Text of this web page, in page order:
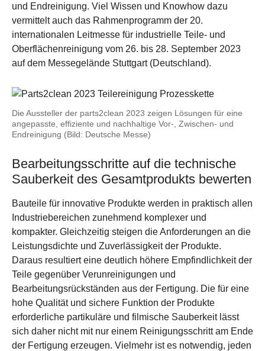
und Endreinigung. Viel Wissen und Knowhow dazu
vermittelt auch das Rahmenprogramm der 20.
internationalen Leitmesse für industrielle Teile- und
Oberflächenreinigung vom 26. bis 28. September 2023
auf dem Messegelände Stuttgart (Deutschland).
Die Aussteller der parts2clean 2023 zeigen Lösungen für eine
angepasste, effiziente und nachhaltige Vor-, Zwischen- und
Endreinigung (Bild: Deutsche Messe)
Bearbeitungsschritte auf die technische
Sauberkeit des Gesamtprodukts bewerten
Bauteile für innovative Produkte werden in praktisch allen
Industriebereichen zunehmend komplexer und
kompakter. Gleichzeitig steigen die Anforderungen an die
Leistungsdichte und Zuverlässigkeit der Produkte.
Daraus resultiert eine deutlich höhere Empfindlichkeit der
Teile gegenüber Verunreinigungen und
Bearbeitungsrückständen aus der Fertigung. Die für eine
hohe Qualität und sichere Funktion der Produkte
erforderliche partikuläre und filmische Sauberkeit lässt
sich daher nicht mit nur einem Reinigungsschritt am Ende
der Fertigung erzeugen. Vielmehr ist es notwendig, jeden